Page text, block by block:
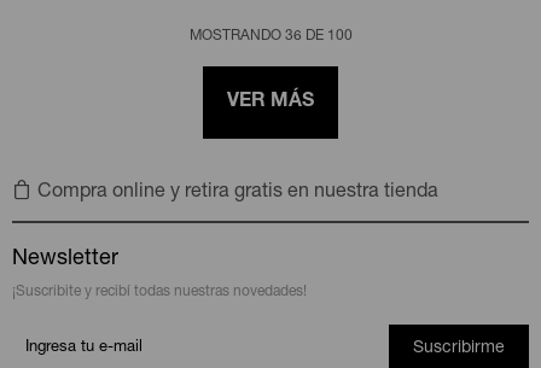
MOSTRANDO 36 DE 100
VER MÁS
Compra online y retira gratis en nuestra tienda
Newsletter
¡Suscribite y recibí todas nuestras novedades!
Suscribirme